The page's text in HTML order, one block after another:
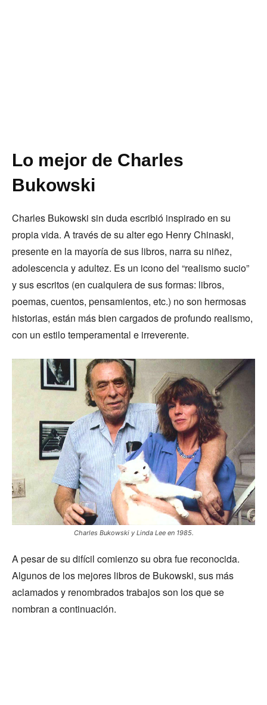
Lo mejor de Charles
Bukowski
Charles Bukowski sin duda escribió inspirado en su
propia vida. A través de su alter ego Henry Chinaski,
presente en la mayoría de sus libros, narra su niñez,
adolescencia y adultez. Es un icono del “realismo sucio”
y sus escritos (en cualquiera de sus formas: libros,
poemas, cuentos, pensamientos, etc.) no son hermosas
historias, están más bien cargados de profundo realismo,
con un estilo temperamental e irreverente.
Charles Bukowski y Linda Lee en 1985.
A pesar de su difícil comienzo su obra fue reconocida.
Algunos de los mejores libros de Bukowski, sus más
aclamados y renombrados trabajos son los que se
nombran a continuación.